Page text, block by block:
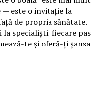
— este o invitație la
de propria sănătate.
specialiști, fiecare pas
te și oferă-ți șansa